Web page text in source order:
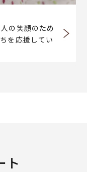
の笑顔のため
を応援してい
ト